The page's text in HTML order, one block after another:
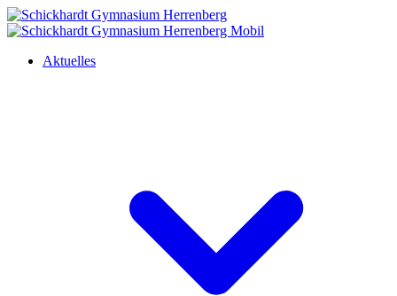
Aktuelles